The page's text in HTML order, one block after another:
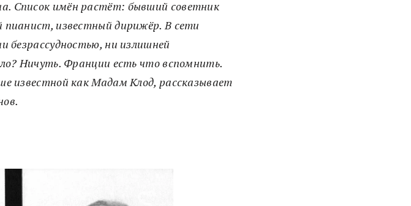
Список имён растёт: бывший советник
известный дирижёр. В сети
безрассудностью, ни излишней
Ничуть. Франции есть что вспомнить.
известной как Мадам Клод, рассказывает